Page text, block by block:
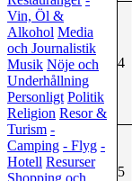
Vin, Öl &
Alkohol Media
och Journalistik
Musik Nöje och
Underhållning
Personligt Politik
Religion Resor &
Turism -
Camping - Flyg -
Hotell Resurser
Shopping och
4
5